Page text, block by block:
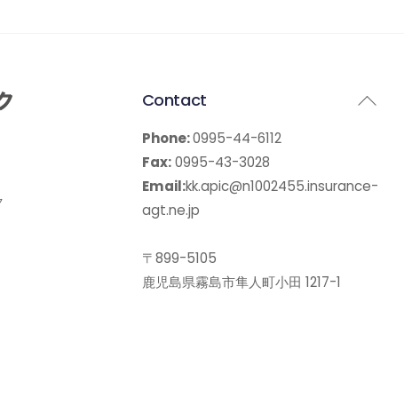
Back
Contact
Phone:0995-44-6112
Fax:0995-43-3028
Email:kk.apic@n1002455.insurance-
agt.ne.jp
〒899-5105
鹿児島県霧島市隼人町小田 1217-1